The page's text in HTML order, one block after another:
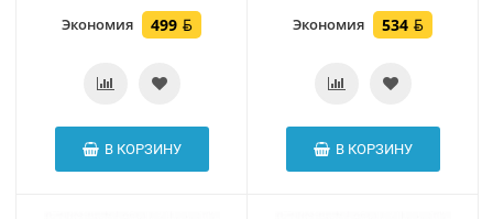
Экономия 499
В КОРЗИНУ
Экономия 534
В КОРЗИНУ